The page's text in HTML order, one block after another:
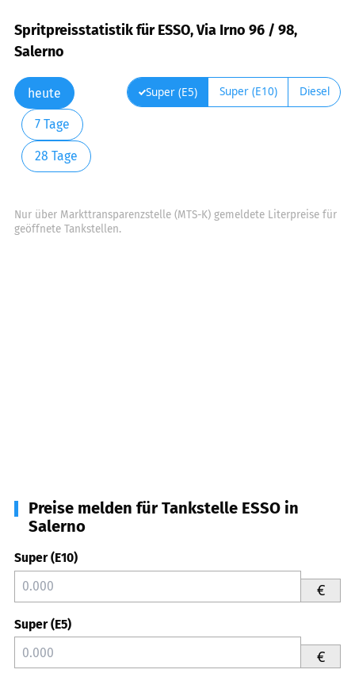
Spritpreisstatistik für ESSO, Via Irno 96 / 98,
Salerno
heute
7 Tage
28 Tage
Super (E5) Super (E10) Diesel
Nur über Markttransparenzstelle (MTS-K) gemeldete Literpreise für
geöffnete Tankstellen.
Preise melden für Tankstelle ESSO in
Salerno
Super (E10)
€
Super (E5)
€